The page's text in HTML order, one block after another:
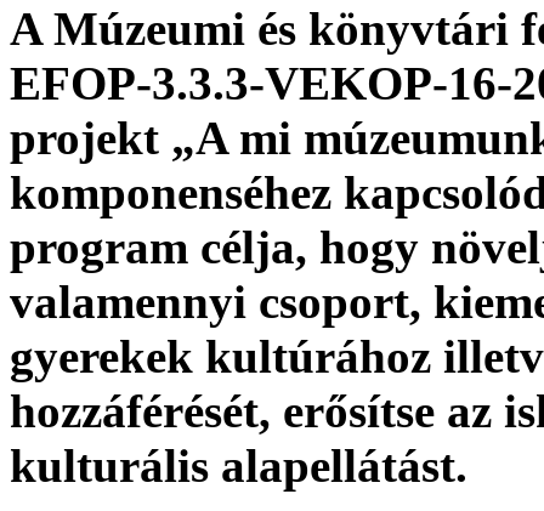
A Múzeumi és könyvtári
EFOP-3.3.3-VEKOP-16-
projekt „A mi
komponenséhez
program célja, hogy
valamennyi csoport,
gyerekek kultúrához
hozzáférését, erősítse az
kulturális alapellátást.